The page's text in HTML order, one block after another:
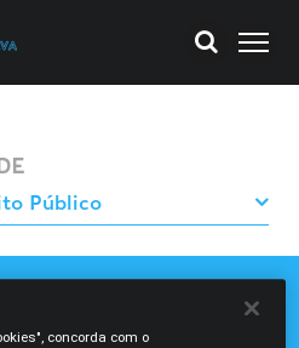
concorda com o